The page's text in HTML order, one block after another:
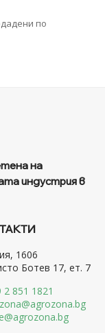
по
на
индустрия в
1606
Ботев 17, ет. 7
2 851 1821